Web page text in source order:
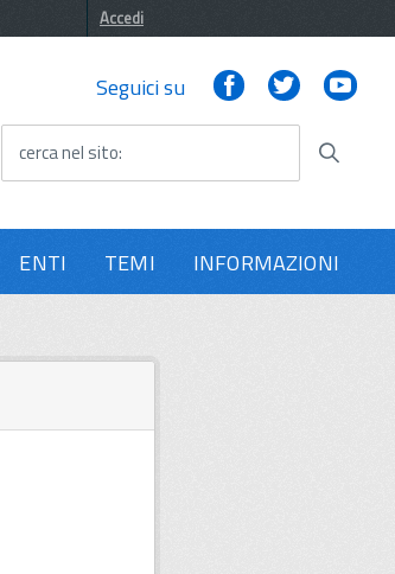
Accedi
Seguici su FacebookTwitter
cerca nel sito
ENTI TEMI INFORMAZIONI